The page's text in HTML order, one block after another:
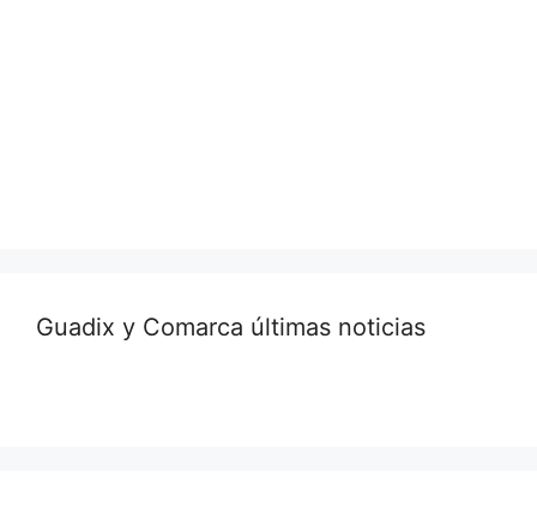
Guadix y Comarca últimas noticias